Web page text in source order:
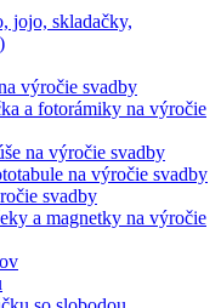
jojo, skladačky,
výročie svadby
a fotorámiky na výročie
na výročie svadby
na výročie svadby
svadby
a magnetky na výročie